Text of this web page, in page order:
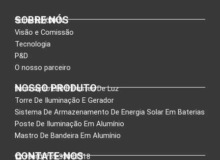
SOBRE NÓS
Sobre LUXMAN
Visão e Comissão
Tecnologia
P&D
O nosso parceiro
NOSSO PRODUTO
Iluminação LED E Postes De Luz
Torre De Iluminação E Gerador
Sistema De Armazenamento De Energia Solar Em Baterias
Poste De Iluminação Em Alumínio
Mastro De Bandeira Em Alumínio
CONTATE-NOS
:+86(0)755-33089318